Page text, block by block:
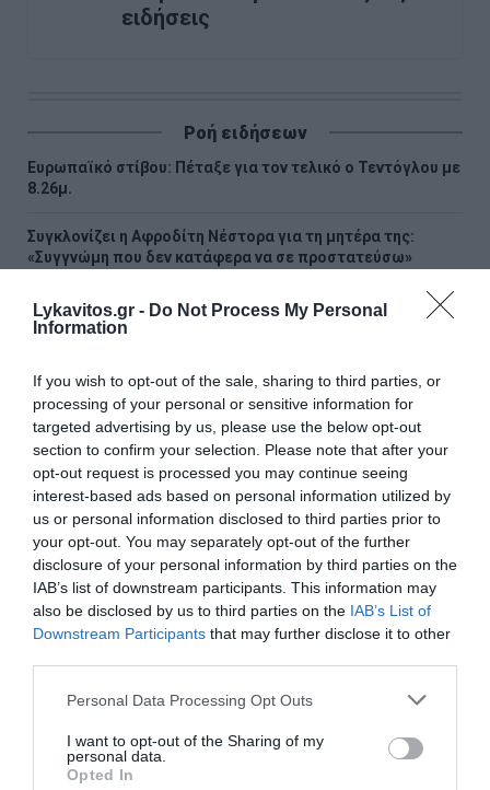
Lykavitos.gr - Do Not Process My Personal
Information
If you wish to opt-out of the sale, sharing to third parties, or
processing of your personal or sensitive information for
targeted advertising by us, please use the below opt-out
section to confirm your selection. Please note that after your
opt-out request is processed you may continue seeing
interest-based ads based on personal information utilized by
us or personal information disclosed to third parties prior to
your opt-out. You may separately opt-out of the further
disclosure of your personal information by third parties on the
IAB’s list of downstream participants. This information may
also be disclosed by us to third parties on the IAB’s List of
Downstream Participants that may further disclose it to other
Please note that this website/app uses one or more Google
not limited to your visit or usage behaviour. You may click to
grant or deny consent to Google and its third-party tags to
Personal Data Processing Opt Outs
I want to opt-out of the Sharing of my
personal data.
Opted In
ειδήσεις
Ροή ειδήσεων
Ευρωπαϊκό στίβου: Πέταξε για τον τελικό ο Τεντόγλου με
8.26μ.
Συγκλονίζει η Αφροδίτη Νέστορα για τη μητέρα της:
«Συγγνώμη που δεν κατάφερα να σε προστατεύσω»
Μενδώνη για Νίκο Καλογερόπουλο: «Ένας από τους
σημαντικότερους ηθοποιούς της γενιάς του, καλλιτέχνης
Λατινοπούλου: «H Βρετανία ακυρώνει το Digital ID και
μειώνει τον φόρο στο ρεύμα. Η Ελλάδα πότε θα βάλει
τους πολίτες πρώτους;»
Παπαθανάσης: 1,7 εκατ. ευρώ στους Δήμους Κοζάνης και
Εορδαίας για μέτρα πυροπροστασίας σε βρεφονηπιακούς
σταθμούς και σχολικές μονάδες
Στέλιος Ράμφος: Ταξίδι για την αιωνιότητα - Τεράστια
απώλεια για το χώρο του πνεύματος και του πολιτισμού
Στο προσκήνιο η 90η ΔΕΘ – Οι προετοιμασίες της
Κυβέρνησης, η ομιλία Μητσοτάκη και ο ρόλος του
Πάρος: Τι ανέφερε ο ιδιοκτήτης του beach bar για την
τραγωδία με το 4χρονο αγόρι